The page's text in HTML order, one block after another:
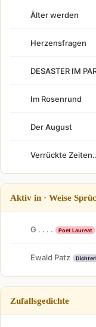
Älter werden
Herzensfragen
DESASTER IM
Im Rosenrund
Der August
Verrückte
Aktiv in · Weise
G . . . . Poet Laureat
Ewald Patz
Zufallsgedichte